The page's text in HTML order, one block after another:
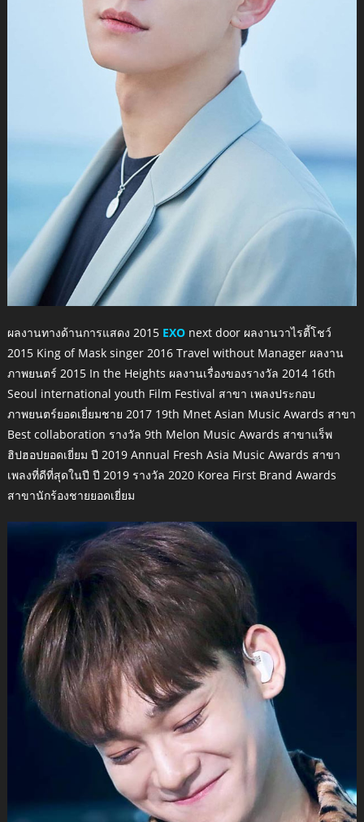
ผลงานทางด้านการแสดง 2015 EXOnext door ผลงานวาไรตี้โชว์
2015 King of Mask singer 2016 Travel without Manager ผลงาน
ภาพยนตร์ 2015 In the Heights ผลงานเรื่องของรางวัล 2014 16th
Seoul international youth Film Festival สาขา เพลงประกอบ
ภาพยนตร์ยอดเยี่ยมชาย 2017 19th Mnet Asian Music Awards สาขา
Best collaboration รางวัล 9th Melon Music Awards สาขาแร็พ
ฮิปฮอปยอดเยี่ยม ปี 2019 Annual Fresh Asia Music Awards สาขา
เพลงที่ดีที่สุดในปี ปี 2019 รางวัล 2020 Korea First Brand Awards
สาขานักร้องชายยอดเยี่ยม